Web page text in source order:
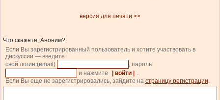
версия для печати >>
Что скажете, Аноним?
Если Вы зарегистрированный пользователь и хотите участвовать в
дискуссии — введите
свой логин (email)
, пароль
и нажмите
| войти |
.
Если Вы еще не зарегистрировались, зайдите на страницу регистрации.